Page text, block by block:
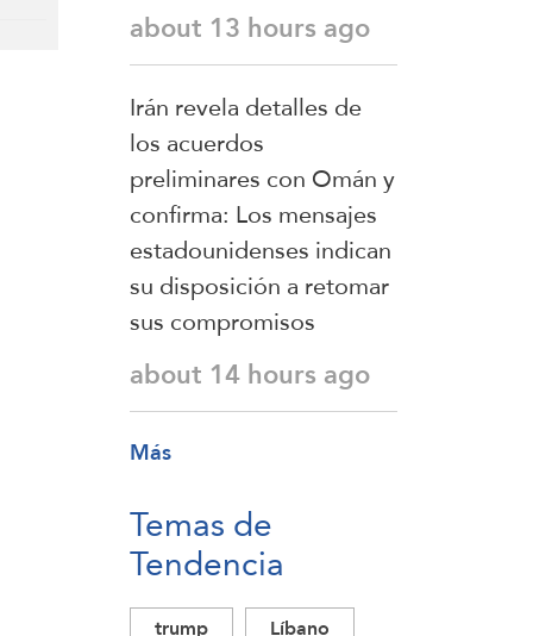
about 13 hours ago
Irán revela detalles de
los acuerdos
preliminares con Omán y
confirma: Los mensajes
estadounidenses indican
su disposición a retomar
sus compromisos
about 14 hours ago
Más
Temas de
Tendencia
trump
Líbano